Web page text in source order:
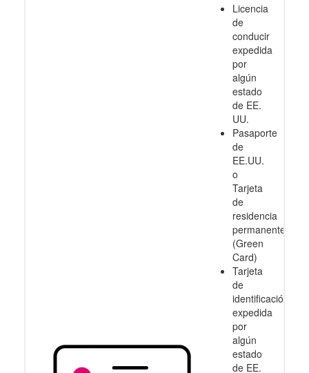
Licencia
de
conducir
expedida
por
algún
estado
de EE.
UU.
Pasaporte
de
EE.UU.
o
Tarjeta
de
residencia
permanente
(Green
Card)
Tarjeta
de
identificación
expedida
por
algún
estado
de EE.